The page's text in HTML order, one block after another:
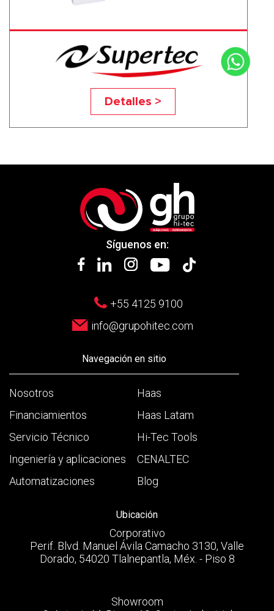
VR 40
Detalles >
Síguenos en:
+55 4125 9100
info@grupohitec.com
Navegación en sitio
Nosotros
Financiamientos
Servicio Técnico
Ingeniería y aplicaciones
Automatizaciones
Haas
Haas Latam
Hi-Tec Tools
CENALTEC
Blog
Ubicación
Corporativo
Perif. Blvd. Manuel Ávila Camacho 3130, Valle
Dorado, 54020 Tlalnepantla, Méx. - Piso 8
Showroom